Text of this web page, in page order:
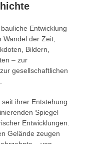
Entwicklung
der Zeit,
Bildern,
– zur
gesellschaftlichen
ihrer Entstehung
Spiegel
Entwicklungen.
Gelände zeugen